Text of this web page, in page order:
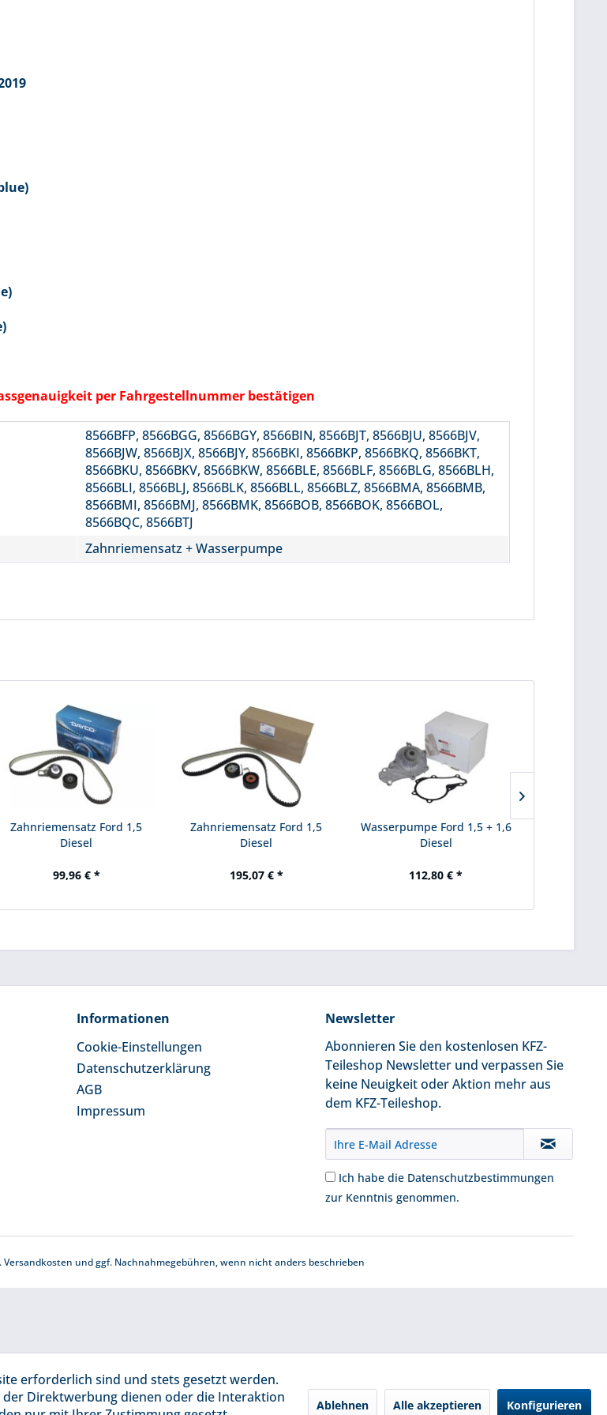
per Fahrgestellnummer bestätigen
8566BFP, 8566BGG, 8566BGY, 8566BIN, 8566BJT, 8566BJU, 8566BJV,
8566BJW, 8566BJX, 8566BJY, 8566BKI, 8566BKP, 8566BKQ, 8566BKT,
8566BKU, 8566BKV, 8566BKW, 8566BLE, 8566BLF, 8566BLG, 8566BLH,
8566BLI, 8566BLJ, 8566BLK, 8566BLL, 8566BLZ, 8566BMA, 8566BMB,
8566BMI, 8566BMJ, 8566BMK, 8566BOB, 8566BOK, 8566BOL,
8566BQC, 8566BTJ
Zahnriemensatz + Wasserpumpe
Zahnriemensatz Ford 1,5
Diesel
99,96 € *
Zahnriemensatz Ford 1,5
Diesel
195,07 € *
Wasserpumpe Ford 1,5 + 1,6
Diesel
112,80 € *
Informationen
Cookie-Einstellungen
Datenschutzerklärung
AGB
Impressum
Newsletter
Abonnieren Sie den kostenlosen KFZ-
Teileshop Newsletter und verpassen Sie
keine Neuigkeit oder Aktion mehr aus
dem KFZ-Teileshop.
Ich habe die Datenschutzbestimmungen
zur Kenntnis genommen.
Versandkosten und ggf. Nachnahmegebühren, wenn nicht anders beschrieben
erforderlich sind und stets gesetzt werden.
Direktwerbung dienen oder die Interaktion
Ablehnen Alle akzeptieren Konfigurieren